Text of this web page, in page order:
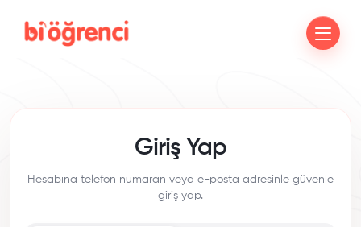
Giriş Yap
Hesabına telefon numaran veya e-posta adresinle güvenle
giriş yap.